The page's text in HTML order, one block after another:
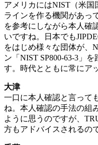
アメリカにはNIST（米国
ラインを作る機関があっ
を参考にしながら本人確
いですね。日本でも
をはじめ様々な団体が、
ン「NIST SP800-63-3」
す。時代とともに常にア
大津
一口に本人確認と言って
ね。本人確認の手法の組
ように思うのですが、
方もアドバイスされるの